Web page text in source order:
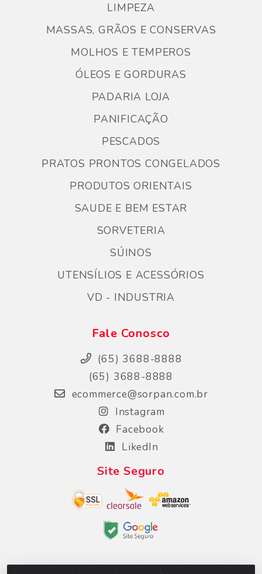
LIMPEZA
MASSAS, GRÃOS E CONSERVAS
MOLHOS E TEMPEROS
ÓLEOS E GORDURAS
PADARIA LOJA
PANIFICAÇÃO
PESCADOS
PRATOS PRONTOS CONGELADOS
PRODUTOS ORIENTAIS
SAUDE E BEM ESTAR
SORVETERIA
SÚINOS
UTENSÍLIOS E ACESSÓRIOS
VD - INDUSTRIA
Fale Conosco
(65) 3688-8888
(65) 3688-8888
ecommerce@sorpan.com.br
Instagram
Facebook
LikedIn
Site Seguro